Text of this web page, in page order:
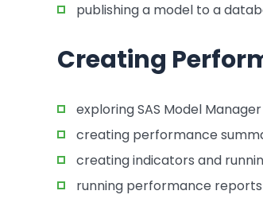
publishing a model to a
Creating
exploring SAS Model
creating performance
creating indicators and
running performance